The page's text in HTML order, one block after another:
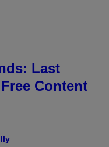
Last
Content